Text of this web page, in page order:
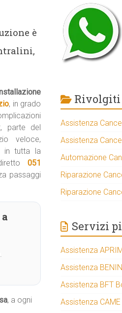
è
, in grado
parte del
veloce,
in tutta la
051
passaggi
, a ogni
Rivolgiti
Assistenza
Assistenza
Automazione
Riparazione
Riparazione
Servizi
Assistenza
Assistenza
Assistenza BFT
Assistenza